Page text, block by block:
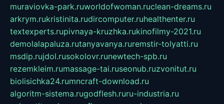
muraviovka-park.ruworldofwoman.ruclean-dreams.ru
arkrym.rukristinita.rudircomputer.ruhealthenter.ru
textexperts.rupivnaya-kruzhka.rukinofilmy-2021.ru
demolalapaluza.rutanyavanya.ruremstir-tolyatti.ru
msdip.rujdol.rusokolovr.runewtech-spb.ru
rezemkleim.rumassage-tai.ruseonub.ruzvonitut.ru
biolisichka24.rumncraft-download.ru
algoritm-sistema.rugodflesh.ruru-industria.ru